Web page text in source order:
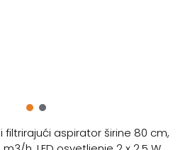
filtrirajući aspirator širine 80 cm,